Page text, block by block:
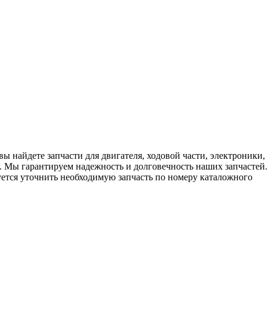
запчасти для двигателя, ходовой части, электроники,
Мы гарантируем надежность и долговечность наших запчастей.
уточнить необходимую запчасть по номеру каталожного